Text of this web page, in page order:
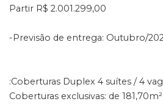
Partir R$ 2.001.299,00
-Previsão de entrega: Outubro/
:Coberturas Duplex 4 suítes / 4
Coberturas exclusivas: de